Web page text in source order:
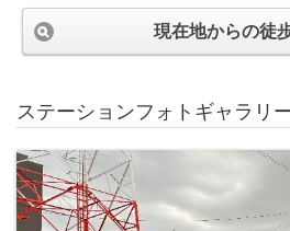
現在地からの徒
ステーションフォトギャラリ